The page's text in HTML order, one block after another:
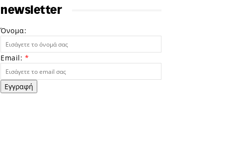
newsletter
Όνομα:
Email: *
Εγγραφή